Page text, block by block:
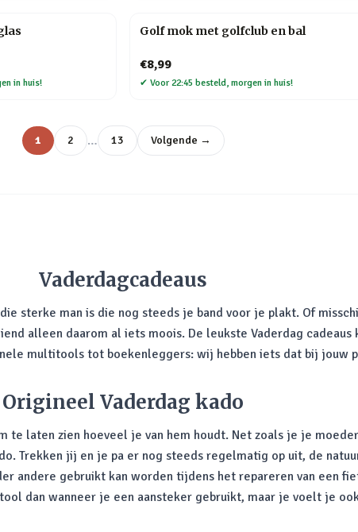
in huis!
Golf mok met golfclub en bal
€8,99
✔ Voor 22:45 besteld, morgen in huis!
1 2 … 13 Volgende →
Vaderdagcadeaus
sterke man is die nog steeds je band voor je plakt. Of
alleen daarom al iets moois. De leukste Vaderdag
multitools tot boekenleggers: wij hebben iets dat bij jouw
Origineel Vaderdag kado
te laten zien hoeveel je van hem houdt. Net zoals je je
Trekken jij en je pa er nog steeds regelmatig op uit, de
andere gebruikt kan worden tijdens het repareren van een
dan wanneer je een aansteker gebruikt, maar je voelt je